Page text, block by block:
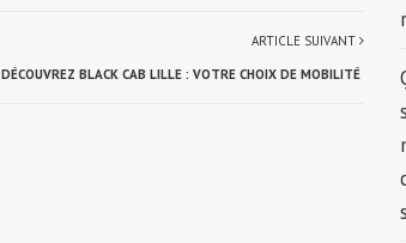
ARTICLE SUIVANT
DÉCOUVREZ BLACK CAB LILLE : VOTRE CHOIX DE MOBILITÉ